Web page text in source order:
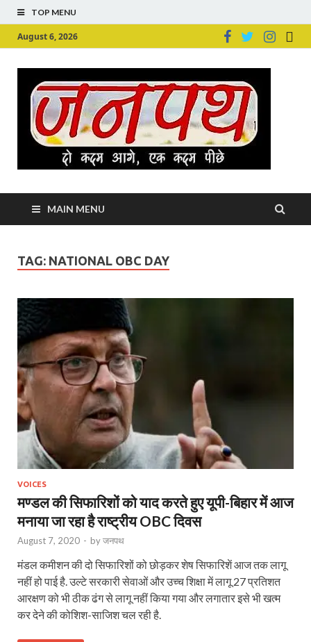
TOP MENU
August 6, 2026
MAIN MENU
TAG: NATIONAL OBC DAY
VOICES
मण्डल की सिफारिशों को याद करते हुए यूपी-बिहार में आज
मनाया जा रहा है राष्ट्रीय OBC दिवस
August 7, 2020 - byजनपथ
मंडल कमीशन की दो सिफारिशों को छोड़कर शेष सिफारिशें आज तक लागू
नहीं हो पाई है. उल्टे सरकारी सेवाओं और उच्च शिक्षा में लागू 27 प्रतिशत
आरक्षण को भी ठीक ढंग से लागू नहीं किया गया और लगातार इसे भी खत्म
कर देने की कोशिश-साजिश चल रही है.